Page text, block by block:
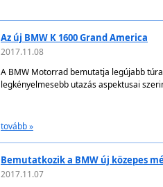
Az új BMW K 1600 Grand America
2017.11.08
A BMW Motorrad bemutatja legújabb
legkényelmesebb utazás aspektusai
tovább »
Bemutatkozik a BMW új közepes
2017.11.07